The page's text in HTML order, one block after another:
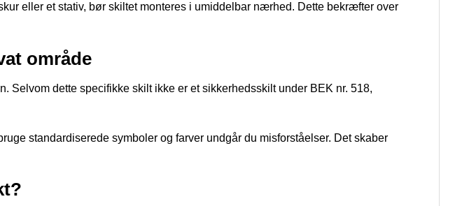
eller et stativ, bør skiltet monteres i umiddelbar nærhed. Dette bekræfter over
område
dette specifikke skilt ikke er et sikkerhedsskilt under BEK nr. 518,
standardiserede symboler og farver undgår du misforståelser. Det skaber